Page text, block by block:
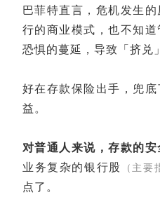
巴菲特直言，危机发生
行的商业模式，也不知
恐惧的蔓延，导致「挤兑
好在存款保险出手，兜
益。
对普通人来说，存款的
业务复杂的银行股
（主要
点了。